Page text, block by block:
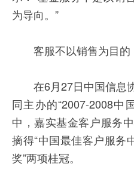
为导向。”
客服不以销售为目的
在6月27日中国信息
同主办的“2007-2008中
中，嘉实基金客户服务
摘得“中国最佳客户服务
奖”两项桂冠。